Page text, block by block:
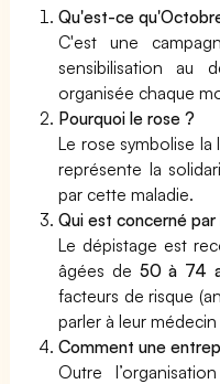
Qu'est-ce
C'est une
sensibilisation au
organisée chaque
Pourquoi le rose ?
Le rose symbolise
représente la
par cette maladie.
Qui est concerné
Le dépistage est
âgées de 50 à 74
facteurs de risque
parler à leur
Comment une
Outre